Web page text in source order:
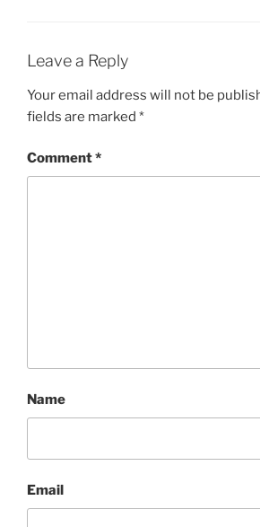
S
Leave a Reply
Your email address will not be
fields are marked *
Comment*
Name
Email